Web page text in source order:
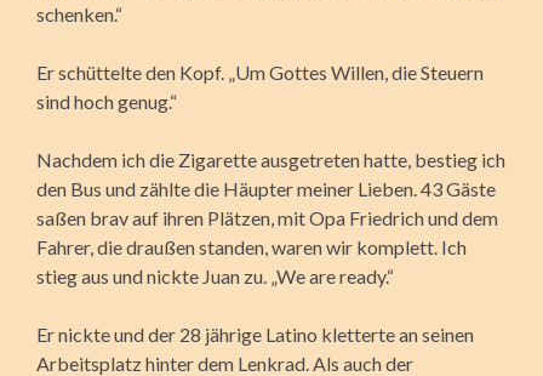
schenken.“
Er schüttelte den Kopf. „Um Gottes Willen, die Steuern
sind hoch genug.“
Nachdem ich die Zigarette ausgetreten hatte, bestieg ich
den Bus und zählte die Häupter meiner Lieben. 43 Gäste
saßen brav auf ihren Plätzen, mit Opa Friedrich und dem
Fahrer, die draußen standen, waren wir komplett. Ich
stieg aus und nickte Juan zu. „We are ready.“
Er nickte und der 28 jährige Latino kletterte an seinen
Arbeitsplatz hinter dem Lenkrad. Als auch der